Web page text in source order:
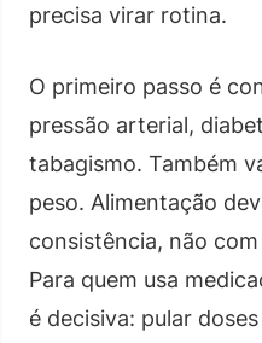
precisa virar rotina.
O primeiro passo é
pressão arterial,
tabagismo. Também
peso. Alimentação
consistência, não
Para quem usa
é decisiva: pular